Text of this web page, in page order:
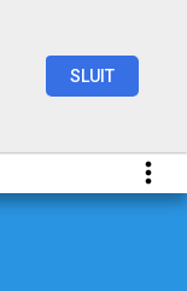
SLUIT